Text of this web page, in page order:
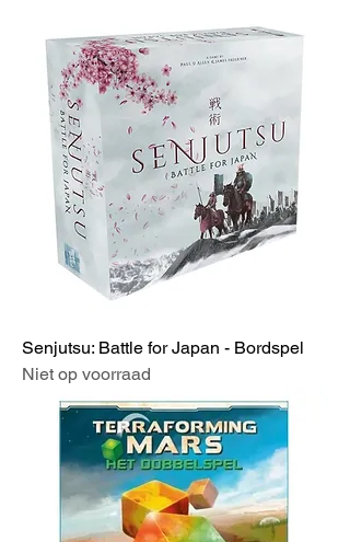
Senjutsu: Battle for Japan - Bordspel
Niet op voorraad